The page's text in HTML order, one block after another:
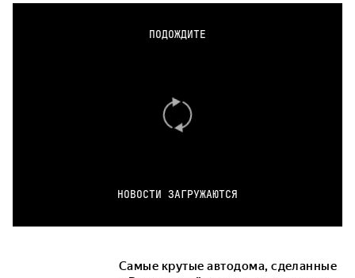
ПОДОЖДИТЕ
НОВОСТИ ЗАГРУЖАЮТСЯ
Самые крутые автодома, сделанные